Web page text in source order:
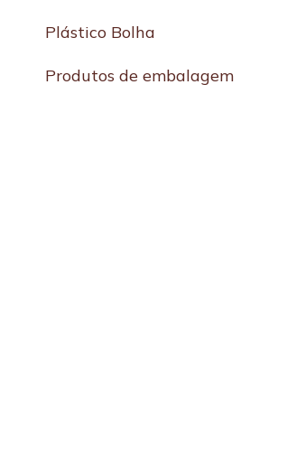
Plástico Bolha
Produtos de embalagem